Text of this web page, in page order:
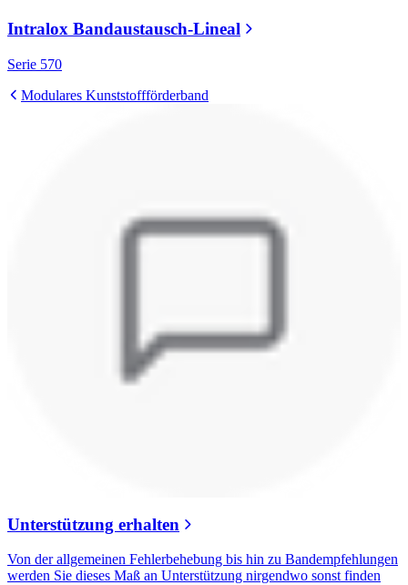
Intralox Bandaustausch-Lineal
Serie 570
Modulares Kunststoffförderband
Unterstützung erhalten
Von der allgemeinen Fehlerbehebung bis hin zu Bandempfehlungen
werden Sie dieses Maß an Unterstützung nirgendwo sonst finden